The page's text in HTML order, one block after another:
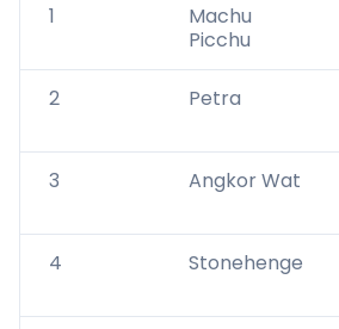
1
Machu
Picchu
2 Petra
3 Angkor Wat
4 Stonehenge